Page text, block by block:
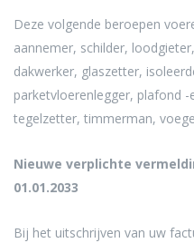
Deze volgende beroepen
aannemer, schilder,
dakwerker, glaszetter,
parketvloerenlegger, plafond
tegelzetter, timmerman,
Nieuwe verplichte
01.01.2033
Bij het uitschrijven van uw